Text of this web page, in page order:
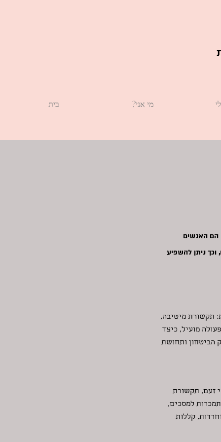
בית ?מי אני
הם האנשים
ניתן להשפיע
תקשורת מיטיבה,
מועיל, כיצד
הביטחון ותחושת
זעם, תקשורת
למסכים,
קללות